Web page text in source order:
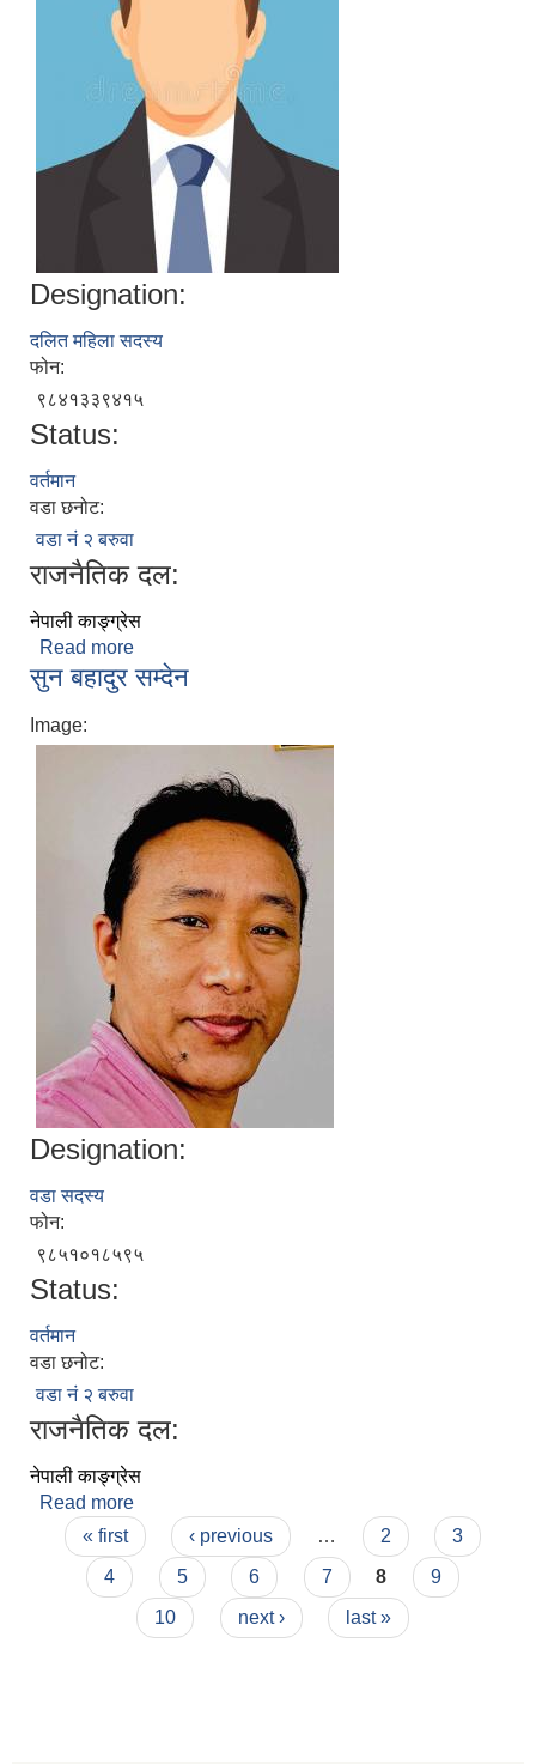
Designation:
दलित महिला सदस्य
फोन:
९८४१३३९४१५
Status:
वर्तमान
वडा छनोट:
वडा नं २ बरुवा
राजनैतिक दल:
नेपाली काङ्ग्रेस
Read more
सुन बहादुर सम्देन
Image:
Designation:
वडा सदस्य
फोन:
९८५१०१८५९५
Status:
वर्तमान
वडा छनोट:
वडा नं २ बरुवा
राजनैतिक दल:
नेपाली काङ्ग्रेस
Read more
Pages
« first ‹ previous … 2
3
4
5 6 7 8
9
10
next › last »